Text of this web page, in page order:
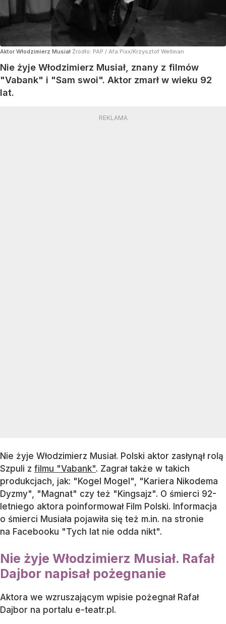
Aktor Włodzimierz Musiał Źródło: PAP / Afa Pixx/Krzysztof Wellman
Nie żyje Włodzimierz Musiał, znany z filmów
"Vabank" i "Sam swoi". Aktor zmarł w wieku 92
lat.
Nie żyje Włodzimierz Musiał. Polski aktor zasłynął rolą
Szpuli z filmu "Vabank". Zagrał także w takich
produkcjach, jak: "Kogel Mogel", "Kariera Nikodema
Dyzmy", "Magnat" czy też "Kingsajz". O śmierci 92-
letniego aktora poinformował Film Polski. Informacja
o śmierci Musiała pojawiła się też m.in. na stronie
na Facebooku "Tych lat nie odda nikt".
Nie żyje Włodzimierz Musiał. Rafał
Dajbor napisał pożegnanie
Aktora we wzruszającym wpisie pożegnał Rafał
Dajbor na portalu e-teatr.pl.